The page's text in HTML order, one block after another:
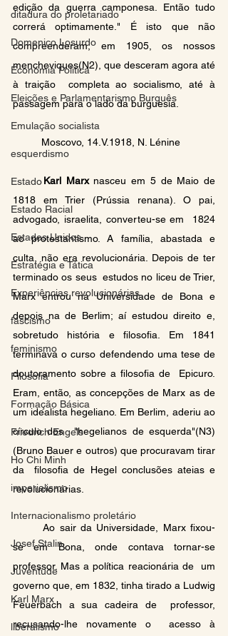
ditadura do proletariado
Domenico Losurdo
Economia Politica
Eleições e Parlamentarismo Burguês
Emulação socialista
esquerdismo
Estado
Estado Racial
Estados Unidos
Estratégia e Tática
Experiências revolucionárias
fascismo
feminismo
Filosofia
Formação Básica
Friedrich Engels
Ho Chi Minh
imperialismo
Internacionalismo proletário
Josef Stalin
Juventude
Karl Marx
liberalismo
edição da guerra camponesa. Então tudo
correrá optimamente." É isto que não
compreenderam, em 1905, os nossos
mencheviques(N2), que desceram agora até
à traição  completa ao socialismo, até à
passagem para o lado da burguesia.
	Moscovo, 14.V.1918, N. Lénine
Karl Marx nasceu em 5 de Maio de
1818 em Trier (Prússia renana). O pai,
advogado, israelita, converteu-se em  1824
ao protestantismo. A família, abastada e
culta, não era revolucionária. Depois de ter
terminado os seus  estudos no liceu de Trier,
Marx entrou na Universidade de Bona e
depois na de Berlim; aí estudou direito e,
sobretudo história e filosofia. Em 1841
terminava o curso defendendo uma tese de
doutoramento sobre a filosofia de  Epicuro.
Eram, então, as concepções de Marx as de
um idealista hegeliano. Em Berlim, aderiu ao
círculo dos  "hegelianos de esquerda"(N3)
(Bruno Bauer e outros) que procuravam tirar
da  filosofia de Hegel conclusões ateias e
revolucionárias.
	Ao sair da Universidade, Marx fixou-
se em Bona, onde contava tornar-se
professor. Mas a política reacionária de  um
governo que, em 1832, tinha tirado a Ludwig
Feuerbach a sua cadeira de  professor,
recusando-lhe novamente o  acesso à